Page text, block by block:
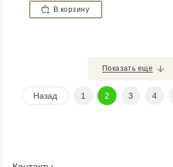
В корзину
Показать еще
Назад 1 2 3 4